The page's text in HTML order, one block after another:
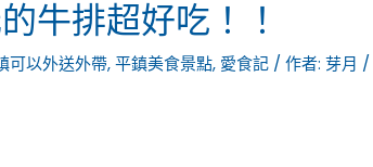
牛排超好吃！！
可以外送外帶,平鎮美食景點, 愛食記 / 作者: 芽月 /